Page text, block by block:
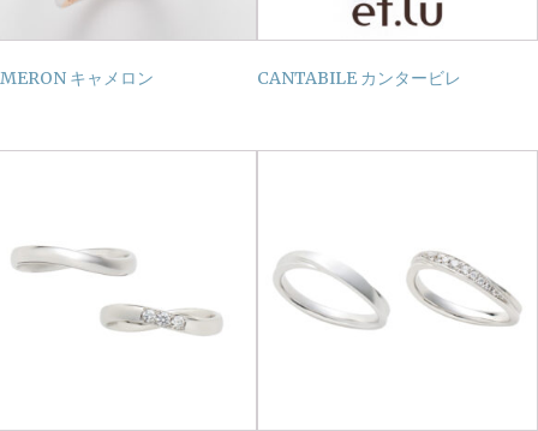
キャメロン CANTABILE カンタービレ